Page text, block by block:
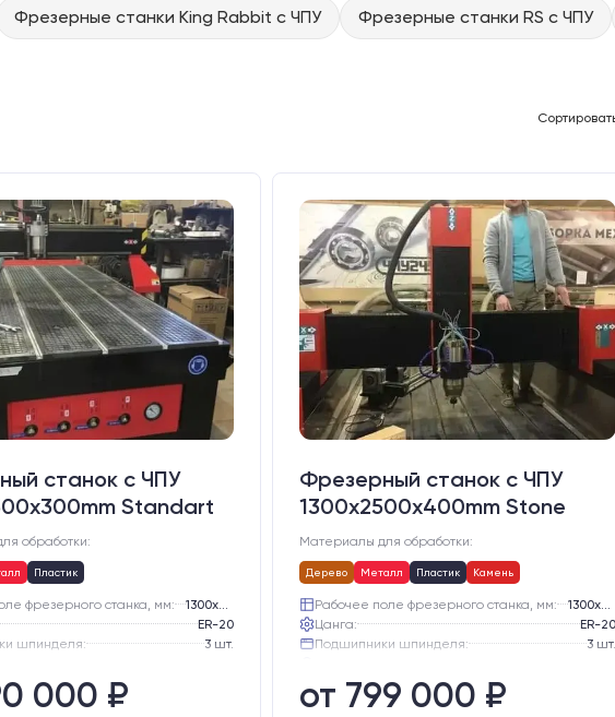
Фрезерные станки King Rabbit с ЧПУ Фрезерные станки RS с ЧПУ
станок с ЧПУ
Standart
обработки:
Пластик
фрезерного станка, мм:
ER-20
шпинделя:
3 шт.
000 ₽
Фрезерный станок с ЧПУ
1300x2500x400mm Stone
Материалы для обработки:
Дерево Металл Пластик Камень
Рабочее поле фрезерного станка, мм:
Цанга:
ER-20
Подшипники шпинделя:
3 шт.
Стол:
Двигатели:
от 799 000 ₽